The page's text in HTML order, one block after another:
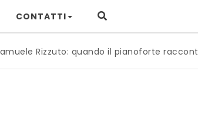
CONTATTI
il pianoforte racconta l’anima dell’Italia